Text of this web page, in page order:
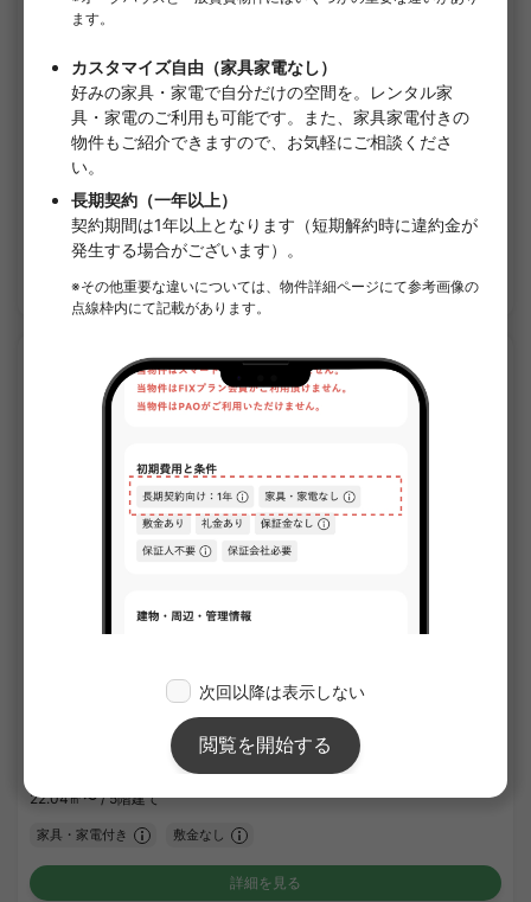
1/1
クレール幡ヶ谷
¥130,000 - ¥137,000
23.44㎡〜 /3階建て
家具・家電付き 敷金なし
詳細を見る
1/1
プレール・ドゥーク西新宿
¥78,000 - ¥145,000
22.04㎡〜 /5階建て
家具・家電付き 敷金なし
詳細を見る